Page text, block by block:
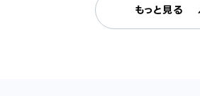
もっと見る